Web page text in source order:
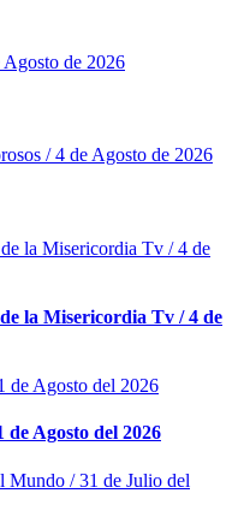
la Misericordia Tv / 4 de
Agosto del 2026